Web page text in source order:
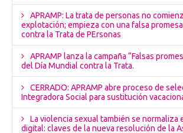
APRAMP: La trata de personas no
explotación; empieza con una falsa
contra la Trata de PErsonas
APRAMP lanza la campaña “Falsas
del Día Mundial contra la Trata.
CERRADO: APRAMP abre proceso de
Integradora Social para sustitución
La violencia sexual también se normaliza
digital: claves de la nueva resolución de la